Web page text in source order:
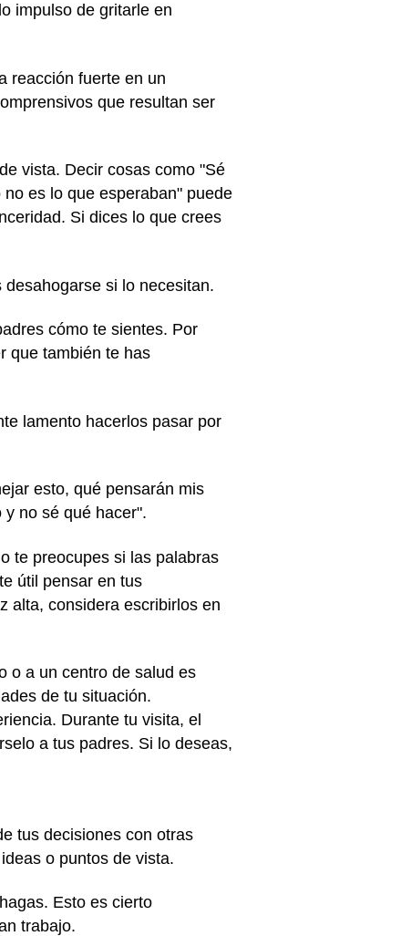
impulso de gritarle en
reacción fuerte en un
que resultan ser
vista. Decir cosas como "Sé
es lo que esperaban" puede
Si dices lo que crees
si lo necesitan.
cómo te sientes. Por
que también te has
lamento hacerlos pasar por
esto, qué pensarán mis
no sé qué hacer".
te preocupes si las palabras
útil pensar en tus
alta, considera escribirlos en
o a un centro de salud es
de tu situación.
Durante tu visita, el
a tus padres. Si lo deseas,
tus decisiones con otras
o puntos de vista.
Esto es cierto
trabajo.